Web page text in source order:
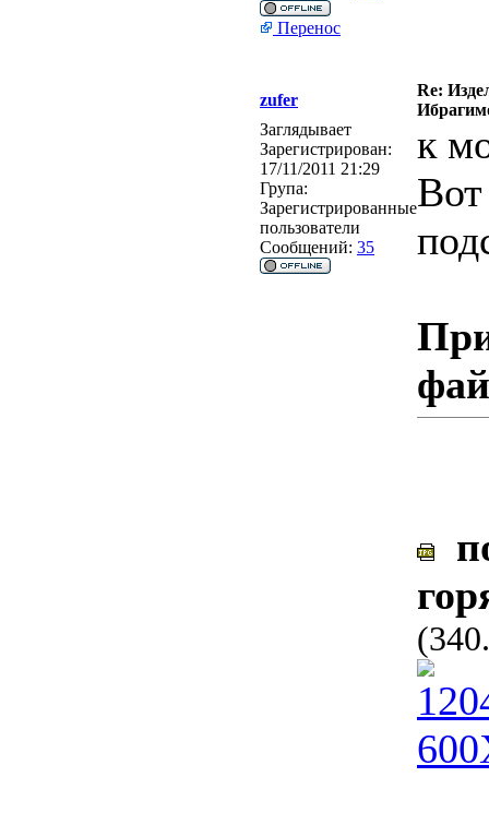
Перенос
zufer
Re:
Заглядывает
Зарегистрирован:
17/11/2011 21:29
Група:
Зарегистрированные
пользователи
Сообщений: 35
к